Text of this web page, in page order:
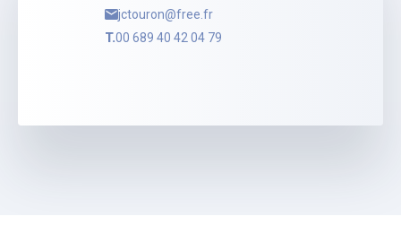
jctouron@free.fr
T.00 689 40 42 04 79